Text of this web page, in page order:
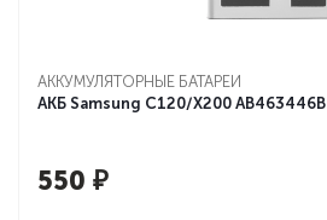
АККУМУЛЯТОРНЫЕ БАТАРЕИ
АКБ Samsung C120/X200 AB463446B
550 ₽